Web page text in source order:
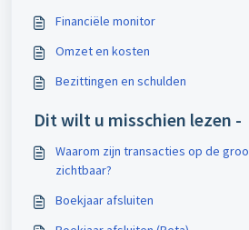
Financiële monitor
Omzet en kosten
Bezittingen en schulden
Dit wilt u misschien lezen -
Waarom zijn transacties op de
zichtbaar?
Boekjaar afsluiten